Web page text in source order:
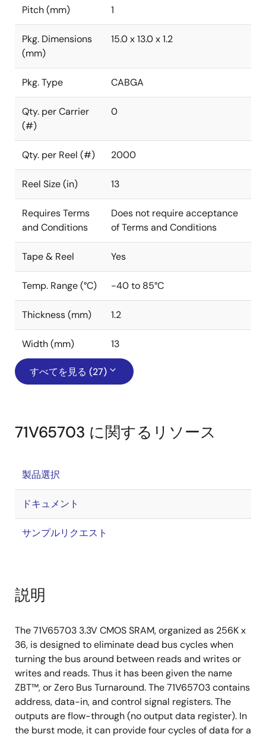
Pitch (mm) 1
Pkg. Dimensions
(mm)
15.0 x 13.0 x 1.2
Pkg. Type CABGA
Qty. per Carrier
(#)
0
Qty. per Reel (#) 2000
Reel Size (in) 13
Requires Terms
and Conditions
Does not require acceptance
of Terms and Conditions
Tape & Reel Yes
Temp. Range (°C) -40 to 85°C
Thickness (mm) 1.2
Width (mm) 13
すべてを見る (27)
71V65703 に関するリソース
製品選択
ドキュメント
サンプルリクエスト
説明
The 71V65703 3.3V CMOS SRAM, organized as 256K x
36, is designed to eliminate dead bus cycles when
turning the bus around between reads and writes or
writes and reads. Thus it has been given the name
ZBT™, or Zero Bus Turnaround. The 71V65703 contains
address, data-in, and control signal registers. The
outputs are flow-through (no output data register). In
the burst mode, it can provide four cycles of data for a